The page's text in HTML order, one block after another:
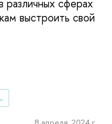
различных сферах
выстроить свой
данных «DANO»